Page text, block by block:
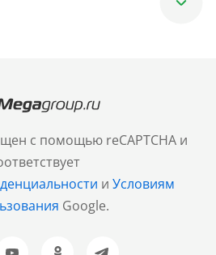
с помощью reCAPTCHA и
и Условиям
Google.